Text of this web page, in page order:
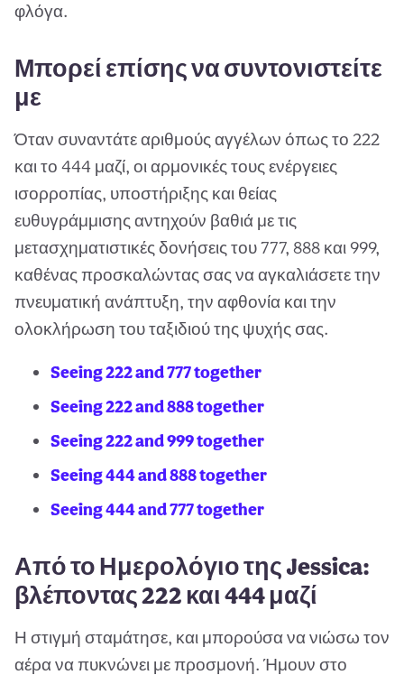
φλόγα.
Μπορεί επίσης να συντονιστείτε
με
Όταν συναντάτε αριθμούς αγγέλων όπως το 222
και το 444 μαζί, οι αρμονικές τους ενέργειες
ισορροπίας, υποστήριξης και θείας
ευθυγράμμισης αντηχούν βαθιά με τις
μετασχηματιστικές δονήσεις του 777, 888 και 999,
καθένας προσκαλώντας σας να αγκαλιάσετε την
πνευματική ανάπτυξη, την αφθονία και την
ολοκλήρωση του ταξιδιού της ψυχής σας.
Seeing 222 and 777 together
Seeing 222 and 888 together
Seeing 222 and 999 together
Seeing 444 and 888 together
Seeing 444 and 777 together
Από το Ημερολόγιο της Jessica:
βλέποντας 222 και 444 μαζί
Η στιγμή σταμάτησε, και μπορούσα να νιώσω τον
αέρα να πυκνώνει με προσμονή. Ήμουν στο